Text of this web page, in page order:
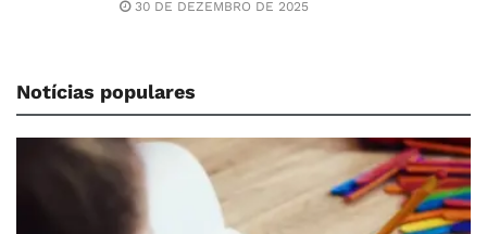
30 DE DEZEMBRO DE 2025
Notícias populares